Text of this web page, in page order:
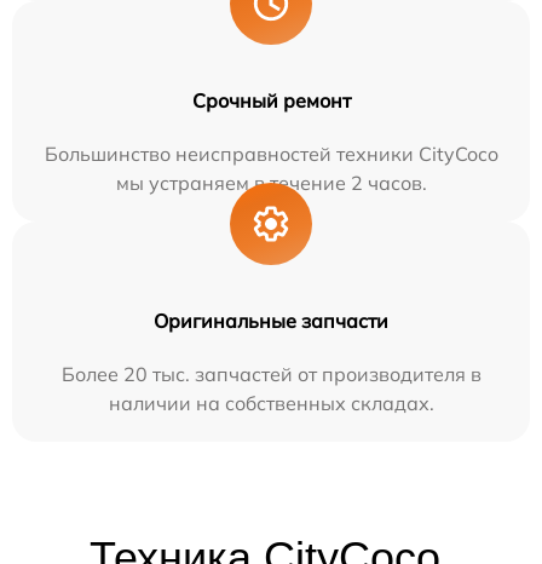
Срочный ремонт
Большинство неисправностей техники CityCoco
мы устраняем в течение 2 часов.
Оригинальные запчасти
Более 20 тыс. запчастей от производителя в
наличии на собственных складах.